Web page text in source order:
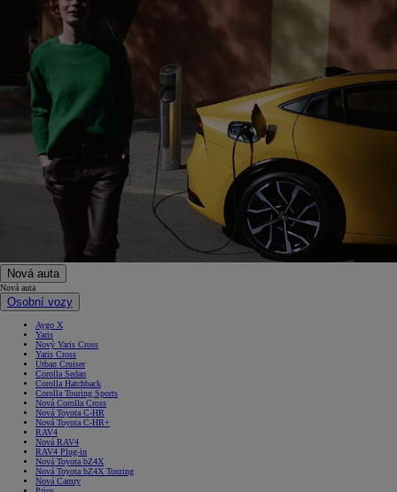
Nová auta
Nová auta
Osobní vozy
Aygo X
Yaris
Nový Yaris Cross
Yaris Cross
Urban Cruiser
Corolla Sedan
Corolla Hatchback
Corolla Touring Sports
Nová Corolla Cross
Nová Toyota C-HR
Nová Toyota C-HR+
RAV4
Nová RAV4
RAV4 Plug-in
Nová Toyota bZ4X
Nová Toyota bZ4X Touring
Nová Camry